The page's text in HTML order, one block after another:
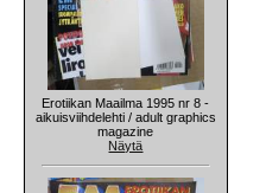
Erotiikan Maailma 1995 nr 8 -
aikuisviihdelehti / adult graphics
magazine
Näytä